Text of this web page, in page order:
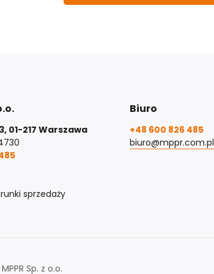
01-217 Warszawa
sprzedaży
Biuro
+48 600 826 485
biuro@mppr.com.pl
Sp. z o.o.